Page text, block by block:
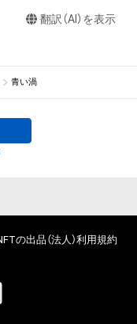
超えた行為、知的財産
、配布、逆コンパイ
は、公序良俗や法令
品 入選
ロン。
翻訳（AI）を表示
青い渦
の出品（法人）利用規約